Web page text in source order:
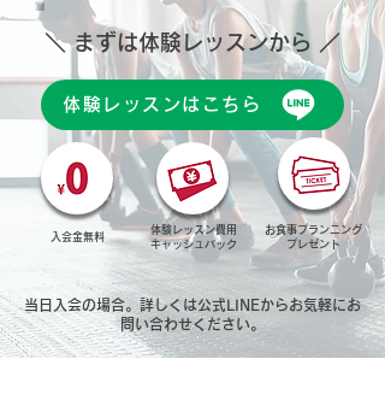
＼ まずは体験レッスンから ／
体験レッスンはこちら
入会金​無料
体験レッスン費用
キャッシュバック
お食事プランニング​
​プレゼント
当日入会の場合。詳しくは公式LINEからお気軽にお
問い合わせください。